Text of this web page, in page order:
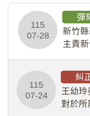
115
07-28
彈
新竹
主責
幣
贈；
於停工
115
07-24
糾
王幼玲
對於所